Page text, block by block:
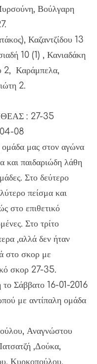
Βούλγαρη
Καζαντζίδου 13
10 (1) , Κανιαδάκη
2, Καράμπελα,
2.
: 27-35
08
μας στον αγώνα
και παιδαριώδη λάθη
Στο δεύτερο
πείσμα και
στο επιθετικό
Στο τρίτο
,αλλά δεν ήταν
στο σκορ με
σκορ 27-35.
Σάββατο 16-01-2016
με αντίπαλη ομάδα
Αναγνώστου
,Δούκα,
Κυρκοπούλου.